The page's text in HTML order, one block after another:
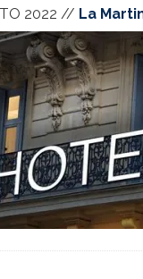
2022 // La